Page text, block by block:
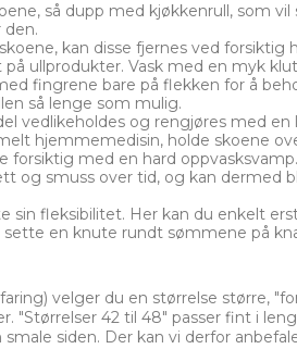
så dupp med kjøkkenrull, som vil
kan disse fjernes ved forsiktig
ullprodukter. Vask med en myk
fingrene bare på flekken for å
så lenge som mulig.
vedlikeholdes og rengjøres med
hjemmemedisin, holde skoene
forsiktig med en hard oppvasksvamp.
og smuss over tid, og kan dermed
sin fleksibilitet. Her kan du enkelt
en knute rundt sømmene på
velger du en størrelse større,
"Størrelser 42 til 48" passer fint i
siden. Der kan vi derfor